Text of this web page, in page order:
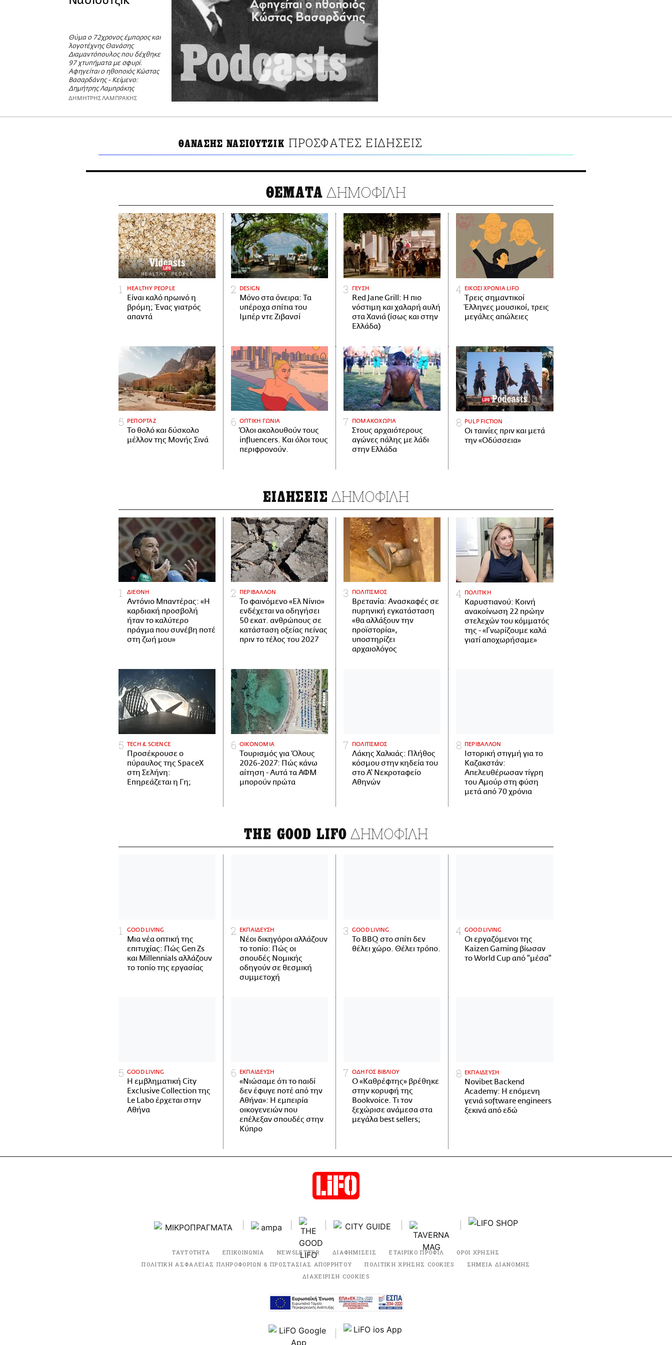
Θύμα ο 72χρονος έμπορος και
λογοτέχνης Θανάσης
Διαμαντόπουλος που δέχθηκε
97 χτυπήματα με σφυρί.
Αφηγείται ο ηθοποιός Κώστας
Βασαρδάνης - Κείμενο:
Δημήτρης Λαμπράκης
ΔΗΜΗΤΡΗΣ ΛΑΜΠΡΑΚΗΣ
ΘΑΝΑΣΗΣ ΝΑΣΙΟΥΤΖΙΚ ΠΡΟΣΦΑΤΕΣ ΕΙΔΗΣΕΙΣ
ΘΕΜΑΤΑ ΔΗΜΟΦΙΛΗ
HEALTHY PEOPLE
Είναι καλό πρωινό η
βρόμη; Ένας γιατρός
απαντά
DESIGN
Μόνο στα όνειρα: Τα
υπέροχα σπίτια του
Ιμπέρ ντε Ζιβανσί
ΓΕΥΣΗ
Red Jane Grill: Η πιο
νόστιμη και χαλαρή αυλή
στα Χανιά (ίσως και στην
Ελλάδα)
ΕΙΚΟΣΙ ΧΡΟΝΙΑ LIFO
Tρεις σημαντικοί
Έλληνες μουσικοί, τρεις
μεγάλες απώλειες
ΡΕΠΟΡΤΑΖ
Το θολό και δύσκολο
μέλλον της Μονής Σινά
ΟΠΤΙΚΗ ΓΩΝΙΑ
Όλοι ακολουθούν τους
influencers. Και όλοι τους
περιφρονούν.
ΠΟΜΑΚΟΧΩΡΙΑ
Στους αρχαιότερους
αγώνες πάλης με λάδι
στην Ελλάδα
PULP FICTION
Οι ταινίες πριν και μετά
την «Οδύσσεια»
ΕΙΔΗΣΕΙΣ ΔΗΜΟΦΙΛΗ
ΔΙΕΘΝΗ
Αντόνιο Μπαντέρας: «Η
καρδιακή προσβολή
ήταν το καλύτερο
πράγμα που συνέβη ποτέ
στη ζωή μου»
ΠΕΡΙΒΑΛΛΟΝ
Το φαινόμενο «Ελ Νίνιο»
ενδέχεται να οδηγήσει
50 εκατ. ανθρώπους σε
κατάσταση οξείας πείνας
πριν το τέλος του 2027
ΠΟΛΙΤΙΣΜΟΣ
Βρετανία: Ανασκαφές σε
πυρηνική εγκατάσταση
«θα αλλάξουν την
προϊστορία»,
υποστηρίζει
αρχαιολόγος
ΠΟΛΙΤΙΚΗ
Καρυστιανού: Κοινή
ανακοίνωση 22 πρώην
στελεχών του κόμματός
της - «Γνωρίζουμε καλά
γιατί αποχωρήσαμε»
ΤECH & SCIENCE
Προσέκρουσε ο
πύραυλος της SpaceX
στη Σελήνη:
Επηρεάζεται η Γη;
ΟΙΚΟΝΟΜΙΑ
Τουρισμός για Όλους
2026-2027: Πώς κάνω
αίτηση - Αυτά τα ΑΦΜ
μπορούν πρώτα
ΠΟΛΙΤΙΣΜΟΣ
Λάκης Χαλκιάς: Πλήθος
κόσμου στην κηδεία του
στο Α' Νεκροταφείο
Αθηνών
ΠΕΡΙΒΑΛΛΟΝ
Ιστορική στιγμή για το
Καζακστάν:
Απελευθέρωσαν τίγρη
του Αμούρ στη φύση
μετά από 70 χρόνια
THE GOOD LIFO ΔΗΜΟΦΙΛΗ
GOOD LIVING
Μια νέα οπτική της
επιτυχίας: Πώς Gen Zs
και Millennials αλλάζουν
το τοπίο της εργασίας
ΕΚΠΑΙΔΕΥΣΗ
Νέοι δικηγόροι αλλάζουν
το τοπίο: Πώς οι
σπουδές Νομικής
οδηγούν σε θεσμική
συμμετοχή
GOOD LIVING
Το BBQ στο σπίτι δεν
θέλει χώρο. Θέλει τρόπο.
GOOD LIVING
Οι εργαζόμενοι της
Kaizen Gaming βίωσαν
το World Cup από "μέσα"
GOOD LIVING
Η εμβληματική City
Exclusive Collection της
Le Labo έρχεται στην
Αθήνα
ΕΚΠΑΙΔΕΥΣΗ
«Νιώσαμε ότι το παιδί
δεν έφυγε ποτέ από την
Αθήνα»: Η εμπειρία
οικογενειών που
επέλεξαν σπουδές στην
Κύπρο
ΟΔΗΓΟΣ ΒΙΒΛΙΟΥ
Ο «Καθρέφτης» βρέθηκε
στην κορυφή της
Bookvoice. Τι τον
ξεχώρισε ανάμεσα στα
μεγάλα best sellers;
ΕΚΠΑΙΔΕΥΣΗ
Novibet Backend
Academy: Η επόμενη
γενιά software engineers
ξεκινά από εδώ
ΤΑΥΤΟΤΗΤΑ ΕΠΙΚΟΙΝΩΝΙΑ NEWSLETTER ΔΙΑΦΗΜΙΣΕΙΣ ΕΤΑΙΡΙΚΟ ΠΡΟΦΙΛ
ΟΡΟΙ ΧΡΗΣΗΣ
ΠΟΛΙΤΙΚΗ ΑΣΦΑΛΕΙΑΣ ΠΛΗΡΟΦΟΡΙΩΝ & ΠΡΟΣΤΑΣΙΑΣ ΑΠΟΡΡΗΤΟΥ
ΠΟΛΙΤΙΚΗ ΧΡΗΣΗΣ COOKIES
ΣΗΜΕΙΑ ΔΙΑΝΟΜΗΣ
ΔΙΑΧΕΙΡΙΣΗ COOKIES